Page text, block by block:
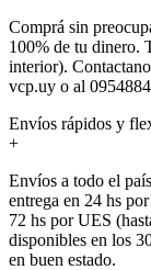
Comprá sin
100% de tu dinero.
interior).
vcp.uy o al
Envíos rápidos y
+
Envíos a todo el
entrega en 24 hs
72 hs por UES
disponibles en los
en buen estado.